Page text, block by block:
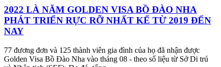
2022 LÀ NĂM GOLDEN VISA BỒ ĐÀO NHA
PHÁT TRIỂN RỰC RỠ NHẤT KỂ TỪ 2019 ĐẾN
NAY
77 đương đơn và 125 thành viên gia đình của họ đã nhận được
Golden Visa Bồ Đào Nha vào tháng 08 - theo số liệu từ Sở Di trú